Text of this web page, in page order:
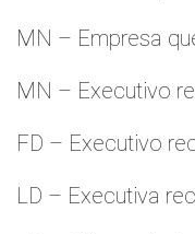
MN – Empresa
MN – Executivo
FD – Executivo
LD – Executiva